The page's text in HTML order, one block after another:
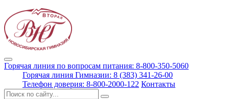
Горячая линия по вопросам питания: 8-800-350-5060
Горячая линия Гимназии: 8 (383) 341-26-00
Телефон доверия: 8-800-2000-122 Контакты
Поиск: